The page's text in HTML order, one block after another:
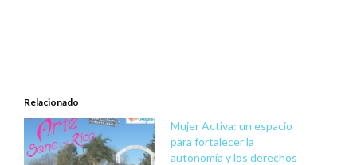
Relacionado
Mujer Activa: un espacio
para fortalecer la
autonomía y los derechos